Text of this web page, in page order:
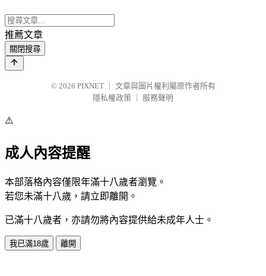
推薦文章
關閉搜尋
© 2026 PIXNET
文章與圖片權利屬原作者所有
隱私權政策
服務聲明
⚠️
成人內容提醒
本部落格內容僅限年滿十八歲者瀏覽。
若您未滿十八歲，請立即離開。
已滿十八歲者，亦請勿將內容提供給未成年人士。
我已滿18歲 離開